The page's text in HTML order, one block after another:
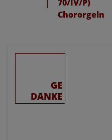
A A A
70/IV/P)
Chororgeln
GE
DANKE